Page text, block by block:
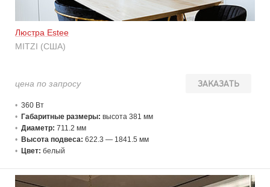
Люстра Estee
MITZI (США)
ЗАКАЗАТЬ
цена по запросу
360 Вт
Габаритные размеры: высота 381 мм
Диаметр: 711.2 мм
Высота подвеса: 622.3 — 1841.5 мм
Цвет: белый